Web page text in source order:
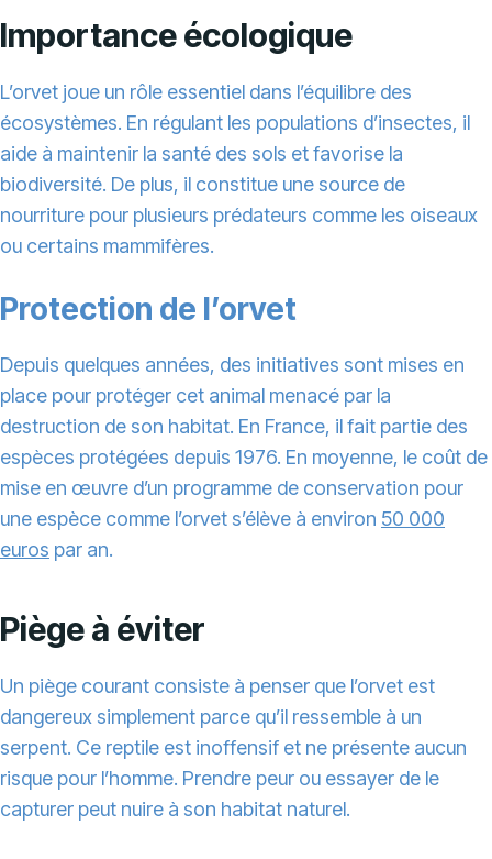
Importance écologique
L’orvet joue un rôle essentiel dans l’équilibre des
écosystèmes. En régulant les populations d’insectes, il
aide à maintenir la santé des sols et favorise la
biodiversité. De plus, il constitue une source de
nourriture pour plusieurs prédateurs comme les oiseaux
ou certains mammifères.
Protection de l’orvet
Depuis quelques années, des initiatives sont mises en
place pour protéger cet animal menacé par la
destruction de son habitat. En France, il fait partie des
espèces protégées depuis 1976. En moyenne, le coût de
mise en œuvre d’un programme de conservation pour
une espèce comme l’orvet s’élève à environ 50 000
euros par an.
Piège à éviter
Un piège courant consiste à penser que l’orvet est
dangereux simplement parce qu’il ressemble à un
serpent. Ce reptile est inoffensif et ne présente aucun
risque pour l’homme. Prendre peur ou essayer de le
capturer peut nuire à son habitat naturel.